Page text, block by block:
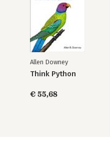
Allen Downey
Think Python
€ 55,68